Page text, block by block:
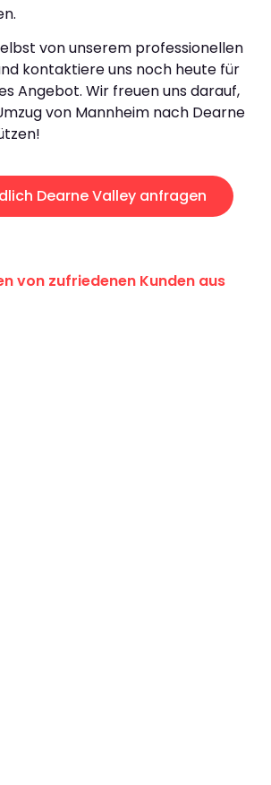
von unserem professionellen
kontaktiere uns noch heute für
Angebot. Wir freuen uns darauf,
von Mannheim nach Dearne
Dearne Valley anfragen
von zufriedenen Kunden aus